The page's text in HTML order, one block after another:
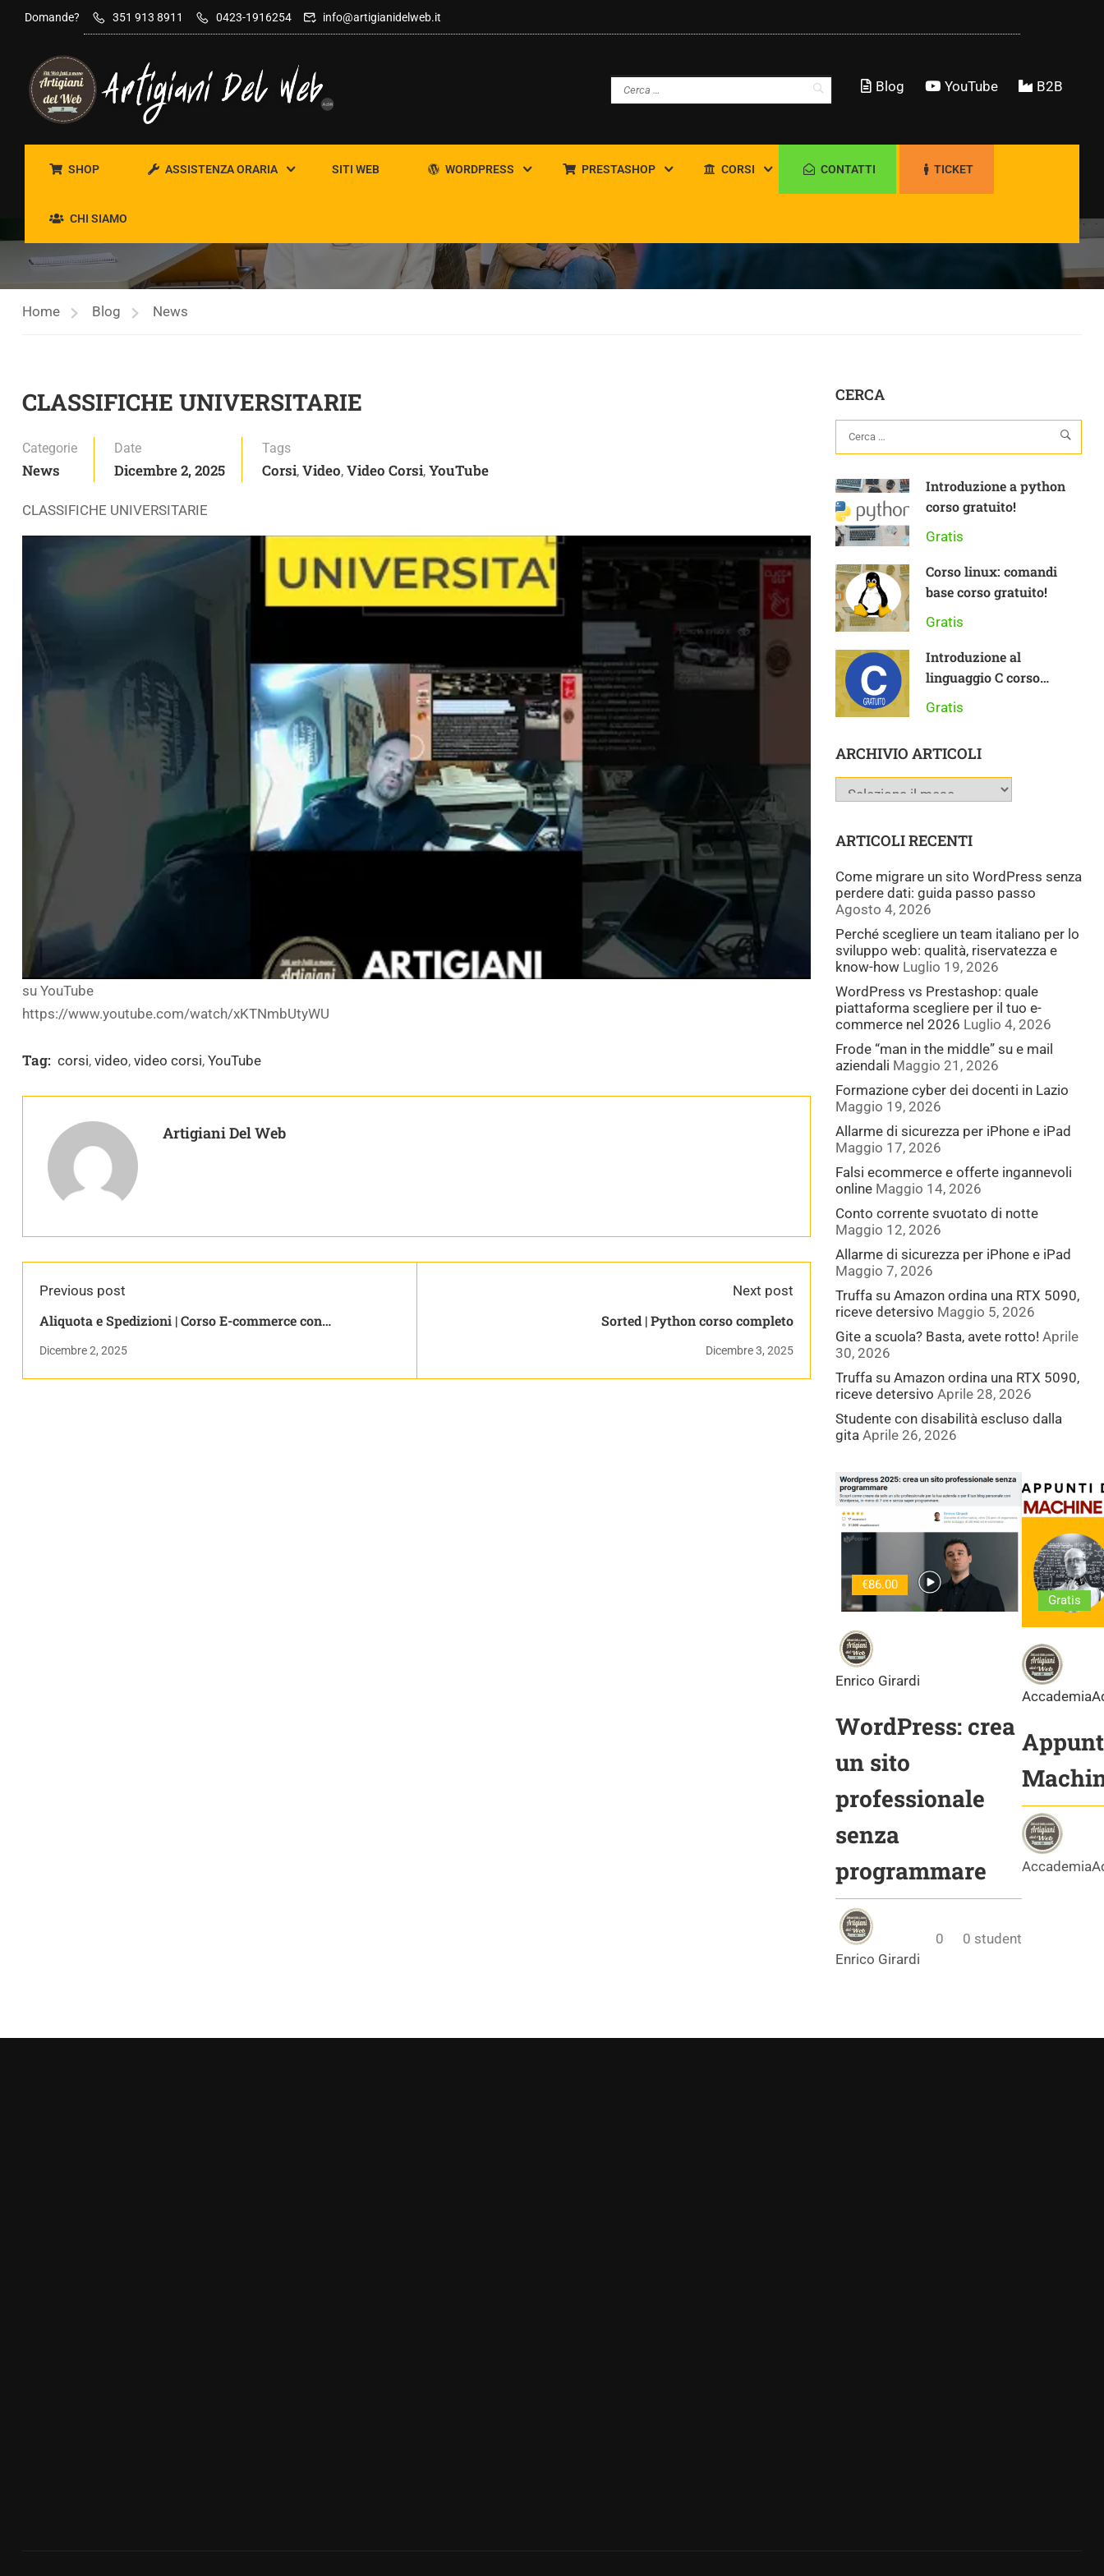
contenuto
Domande? 351 913 8911 0423-1916254 info@artigianidelweb.it
B2B
YouTube
Blog
SHOP ASSISTENZA ORARIA SITI WEB WORDPRESS PRESTASHOP CORSI CONTATTI TICKET
CHI SIAMO
NEWS
Home Blog News
CLASSIFICHE UNIVERSITARIE
Categorie
News
Date
Dicembre 2, 2025
Tags
Corsi, Video, Video Corsi, YouTube
CLASSIFICHE UNIVERSITARIE
su YouTube
https://www.youtube.com/watch/xKTNmbUtyWU
Tag: corsi, video, video corsi, YouTube
Artigiani Del Web
Previous post
Aliquota e Spedizioni | Corso E-commerce con
Dicembre 2, 2025
Next post
Sorted | Python corso completo
Dicembre 3, 2025
CERCA
Introduzione a python
corso gratuito!
Gratis
Corso linux: comandi
base corso gratuito!
Gratis
Introduzione al
linguaggio C corso
gratuito
Gratis
ARCHIVIO ARTICOLI
ARTICOLI RECENTI
Come migrare un sito WordPress senza
perdere dati: guida passo passo
Agosto 4, 2026
Perché scegliere un team italiano per lo
sviluppo web: qualità, riservatezza e
know-how Luglio 19, 2026
WordPress vs Prestashop: quale
piattaforma scegliere per il tuo e-
commerce nel 2026 Luglio 4, 2026
Frode “man in the middle” su e mail
aziendali Maggio 21, 2026
Formazione cyber dei docenti in Lazio
Maggio 19, 2026
Allarme di sicurezza per iPhone e iPad
Maggio 17, 2026
Falsi ecommerce e offerte ingannevoli
online Maggio 14, 2026
Conto corrente svuotato di notte
Maggio 12, 2026
Allarme di sicurezza per iPhone e iPad
Maggio 7, 2026
Truffa su Amazon ordina una RTX 5090,
riceve detersivo Maggio 5, 2026
Gite a scuola? Basta, avete rotto! Aprile
30, 2026
Truffa su Amazon ordina una RTX 5090,
riceve detersivo Aprile 28, 2026
Studente con disabilità escluso dalla
gita Aprile 26, 2026
€86.00
Enrico Girardi
WordPress: crea
un sito
professionale
senza
programmare
Enrico Girardi
0 0 student
Gratis